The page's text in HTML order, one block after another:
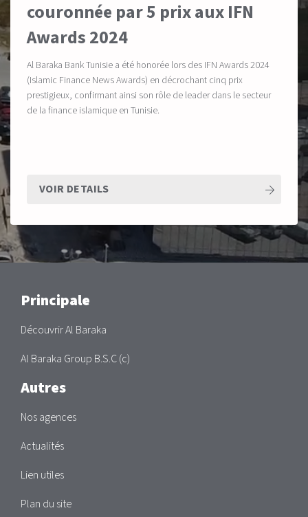
couronnée par 5 prix aux IFN
Awards 2024
Al Baraka Bank Tunisie a été honorée lors des IFN Awards 2024
(Islamic Finance News Awards) en décrochant cinq prix
prestigieux, confirmant ainsi son rôle de leader dans le secteur
de la finance islamique en Tunisie.
VOIR DETAILS
Main
Principale
Découvrir Al Baraka
Al Baraka Group B.S.C (c)
Autres
Nos agences
Actualités
Lien utiles
Plan du site